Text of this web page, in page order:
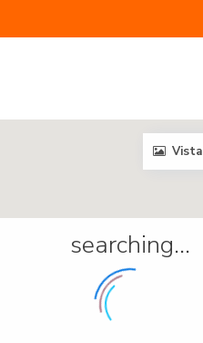
searching...
Vista